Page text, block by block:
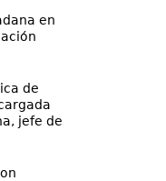
en
de
jefe de